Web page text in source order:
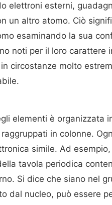
elettroni esterni,
un altro atomo. Ciò
esaminando la sua
noti per il loro carattere
circostanze molto
elementi è organizzata
in colonne.
simile. Ad
tavola periodica
Si dice che siano nel
dal nucleo, può essere